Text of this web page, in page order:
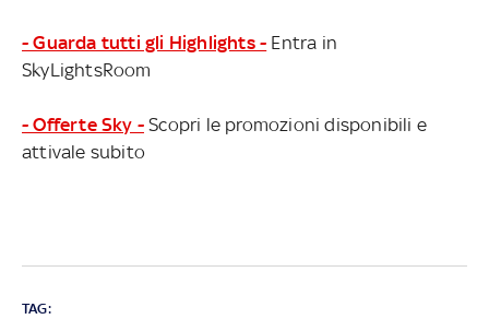
- Guarda tutti gli Highlights - Entra in
SkyLightsRoom
- Offerte Sky - Scopri le promozioni disponibili e
attivale subito
TAG: